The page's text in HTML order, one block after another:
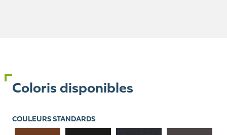
Coloris disponibles
COULEURS STANDARDS